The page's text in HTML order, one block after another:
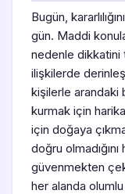
Bugün,
gün. Maddi
nedenle dikkatini
ilişkilerde
kişilerle arandaki
kurmak için
için doğaya
doğru
güvenmekten
her alanda olumlu